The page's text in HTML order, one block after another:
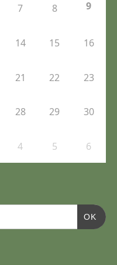
7 8 9
14 15 16
21 22 23
28 29 30
4 5 6
OK